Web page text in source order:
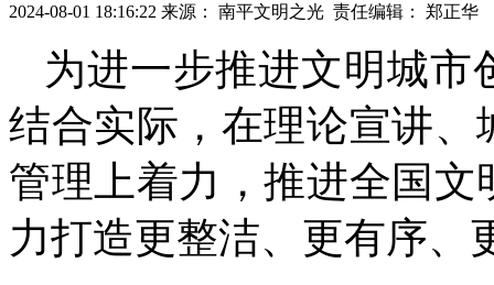
2024-08-01 18:16:22 来源： 南平文明之光 责任编辑： 郑正华
为进一步推进文明城市
结合实际，在理论宣讲
管理上着力，推进全国
力打造更整洁、更有序、